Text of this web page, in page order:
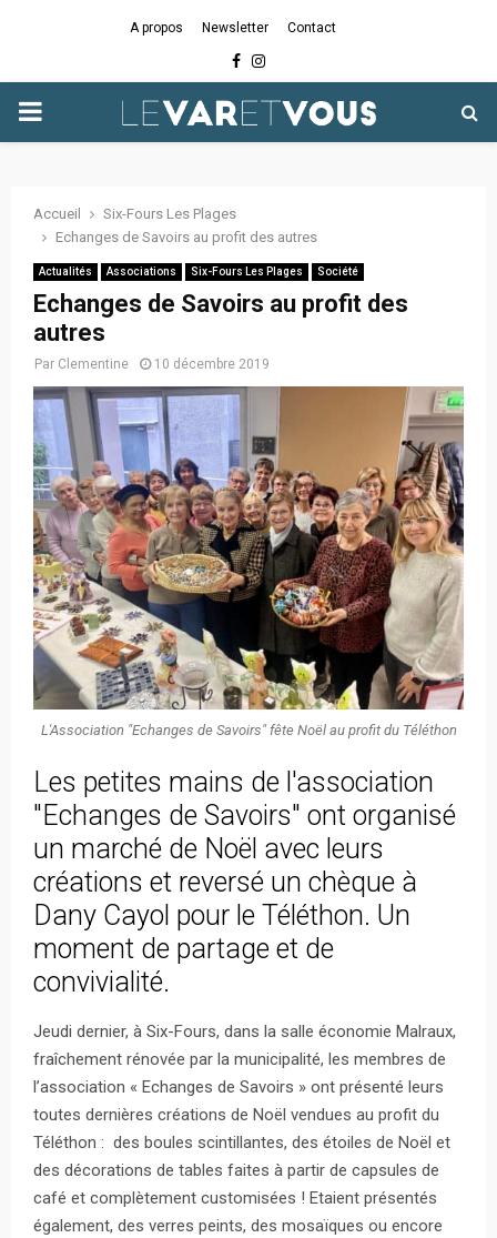
A propos Newsletter Contact
Facebook
Instagram
PRIMARY
Accueil
Six-Fours Les Plages
Echanges de Savoirs au profit des autres
Actualités Associations Six-Fours Les Plages Société
Echanges de Savoirs au profit des
autres
Par Clementine 10 décembre 2019
L'Association "Echanges de Savoirs" fête Noël au profit du Téléthon
Les petites mains de l'association
"Echanges de Savoirs" ont organisé
un marché de Noël avec leurs
créations et reversé un chèque à
Dany Cayol pour le Téléthon. Un
moment de partage et de
convivialité.
Jeudi dernier, à Six-Fours, dans la salle économie Malraux,
fraîchement rénovée par la municipalité, les membres de
l’association « Echanges de Savoirs » ont présenté leurs
toutes dernières créations de Noël vendues au profit du
Téléthon : des boules scintillantes, des étoiles de Noël et
des décorations de tables faites à partir de capsules de
café et complètement customisées ! Etaient présentés
également, des verres peints, des mosaïques ou encore